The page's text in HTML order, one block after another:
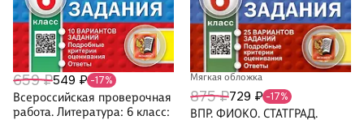
659 ₽549 ₽ -17%
Всероссийская проверочная
работа. Литература: 6 класс:
Мягкая обложка
875 ₽729 ₽ -17%
ВПР. ФИОКО. СТАТГРАД.